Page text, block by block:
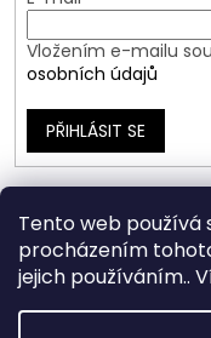
Tento web používá
procházením
jejich používáním..
Vložením e-mailu
osobních údajů
PŘIHLÁSIT SE